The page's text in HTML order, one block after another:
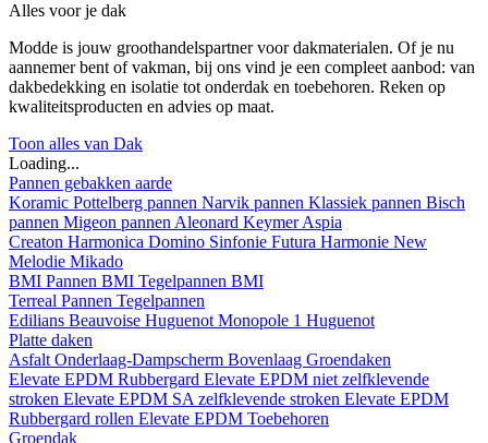
Alles voor je dak
Modde is jouw groothandelspartner voor dakmaterialen. Of je nu
aannemer bent of vakman, bij ons vind je een compleet aanbod: van
dakbedekking en isolatie tot onderdak en toebehoren. Reken op
kwaliteitsproducten en advies op maat.
Toon alles van Dak
Loading...
Pannen gebakken aarde
Koramic Pottelberg pannen Narvik pannen Klassiek pannen Bisch
pannen Migeon pannen Aleonard KeymerAspia
Creaton Harmonica Domino Sinfonie Futura Harmonie New
Melodie Mikado
BMI Pannen BMI Tegelpannen BMI
Terreal Pannen Tegelpannen
Edilians Beauvoise Huguenot Monopole 1 Huguenot
Platte daken
Asfalt Onderlaag-Dampscherm Bovenlaag Groendaken
Elevate EPDM Rubbergard Elevate EPDM niet zelfklevende
stroken Elevate EPDM SA zelfklevende stroken Elevate EPDM
Rubbergard rollen Elevate EPDM Toebehoren
Groendak